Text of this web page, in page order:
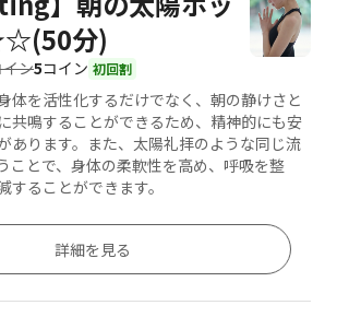
分)
ン5コイン 初回割
体を活性化するだけでなく、朝の静けさと
共鳴することができるため、精神的にも安
あります。また、太陽礼拝のような同じ流
ことで、身体の柔軟性を高め、呼吸を整
することができます。
詳細を見る